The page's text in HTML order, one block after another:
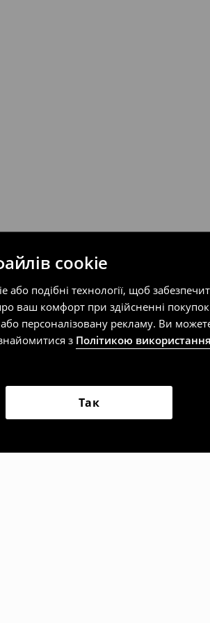
cookie
подібні технології, щоб
ваш комфорт при здійсненні
персоналізовану рекламу. Ви
з Політикою
Так